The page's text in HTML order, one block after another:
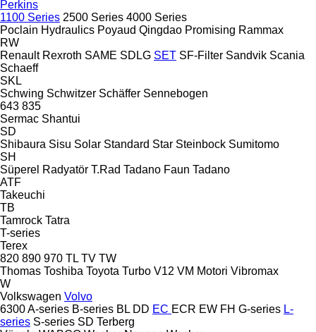
Perkins
1100 Series 2500 Series 4000 Series
Poclain Hydraulics Poyaud Qingdao Promising Rammax
RW
Renault Rexroth SAME SDLG SET SF-Filter Sandvik Scania
Schaeff
SKL
Schwing Schwitzer Schäffer Sennebogen
643 835
Sermac Shantui
SD
Shibaura Sisu Solar Standard Star Steinbock Sumitomo
SH
Süperel Radyatör T.Rad Tadano Faun Tadano
ATF
Takeuchi
TB
Tamrock Tatra
T-series
Terex
820 890 970 TL TV TW
Thomas Toshiba Toyota Turbo V12 VM Motori Vibromax
W
Volkswagen Volvo
6300A-series B-series BL DD EC ECR EW FH G-series L-
series S-series SD Terberg